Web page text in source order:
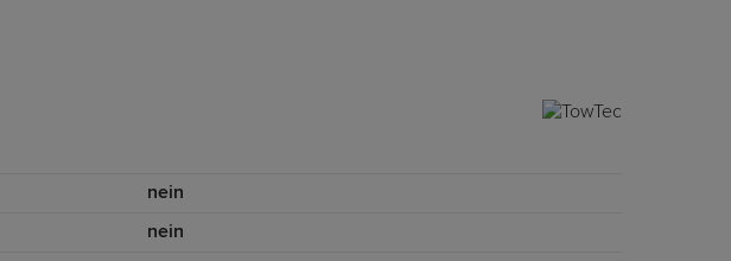
nein
nein